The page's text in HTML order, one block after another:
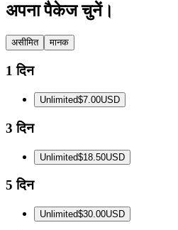
अपना पैकेज चुनें।
असीमित मानक
1 दिन
Unlimited$7.00USD
3 दिन
Unlimited$18.50USD
5 दिन
Unlimited$30.00USD